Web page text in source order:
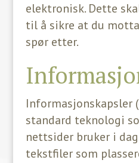
elektronisk. Dette
til å sikre at du
spør etter.
Informasjonskapsler
standard teknologi
nettsider bruker i
tekstfiler som